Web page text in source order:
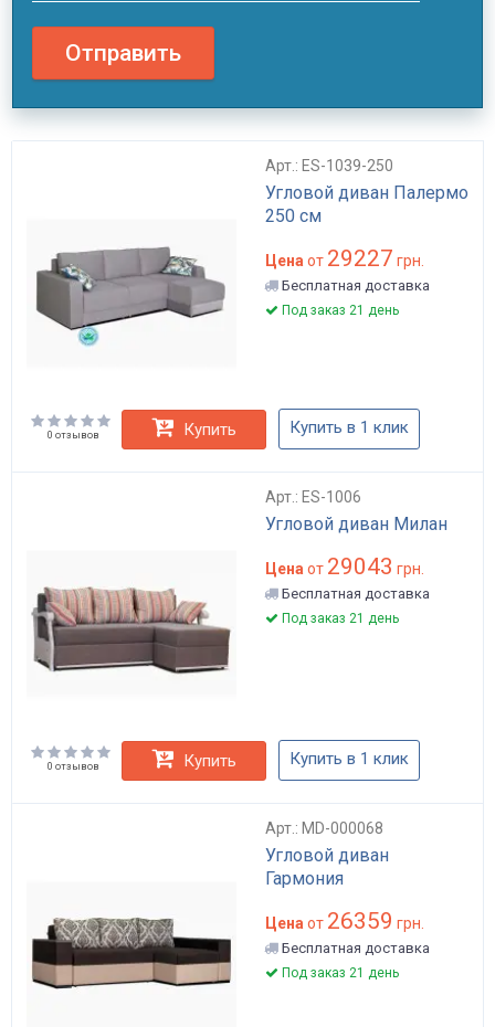
Отправить
Арт.: ES-1039-250
Угловой диван Палермо
250 см
Цена от 29227 грн.
Бесплатная доставка
Под заказ 21 день
0 отзывов Купить Купить в 1 клик
Арт.: ES-1006
Угловой диван Милан
Цена от 29043 грн.
Бесплатная доставка
Под заказ 21 день
0 отзывов Купить Купить в 1 клик
Арт.: MD-000068
Угловой диван
Гармония
Цена от 26359 грн.
Бесплатная доставка
Под заказ 21 день